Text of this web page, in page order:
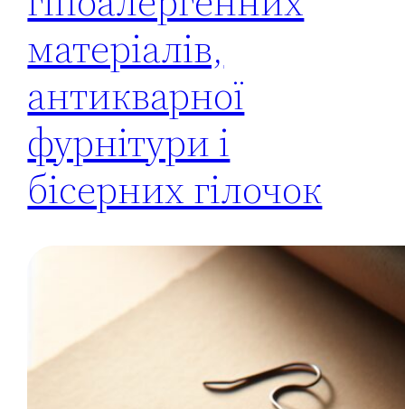
матеріалів,
антикварної
фурнітури і
бісерних гілочок